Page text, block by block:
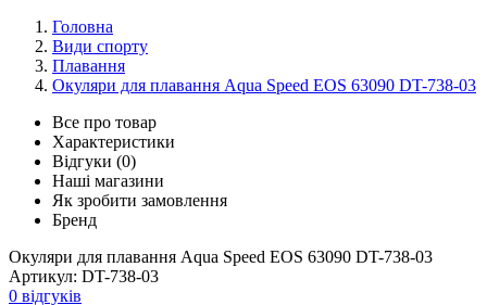
Головна
Види спорту
Плавання
Окуляри для плавання Aqua Speed EOS 63090 DT-738-03
Все про товар
Характеристики
Відгуки (0)
Наші магазини
Як зробити замовлення
Бренд
Окуляри для плавання Aqua Speed EOS 63090 DT-738-03
Артикул: DT-738-03
0 відгуків